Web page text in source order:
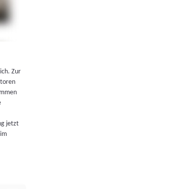
Zur
jetzt